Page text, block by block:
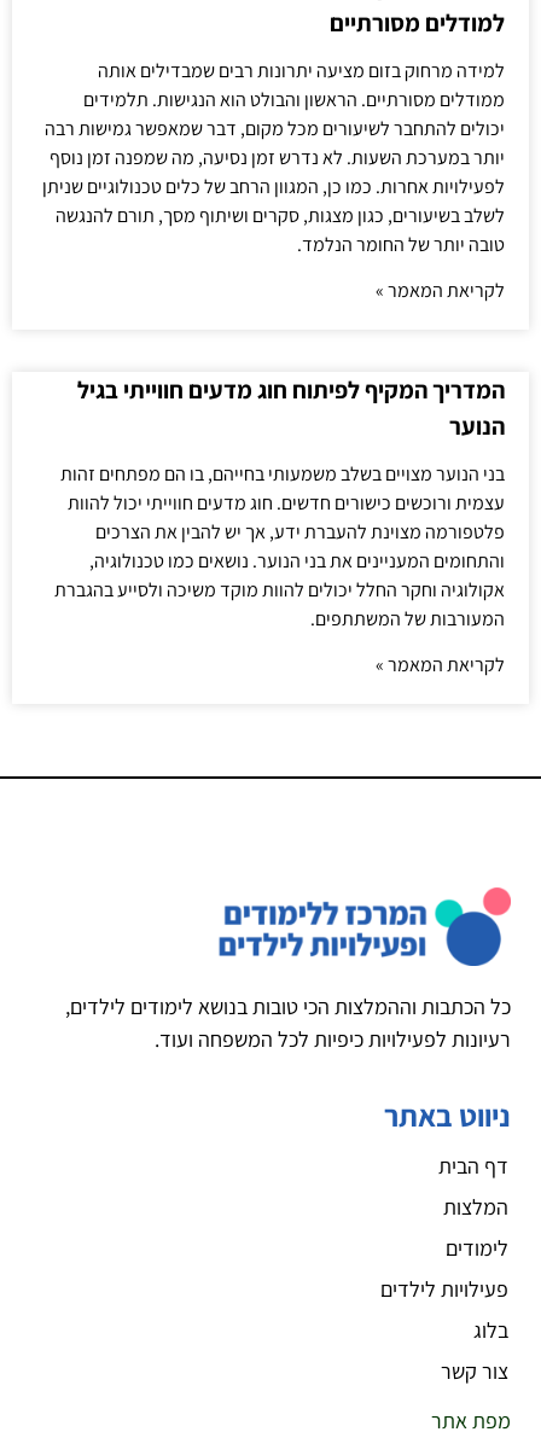
למודלים מסורתיים
למידה מרחוק בזום מציעה יתרונות רבים שמבדילים אותה
ממודלים מסורתיים. הראשון והבולט הוא הנגישות. תלמידים
יכולים להתחבר לשיעורים מכל מקום, דבר שמאפשר גמישות רבה
יותר במערכת השעות. לא נדרש זמן נסיעה, מה שמפנה זמן נוסף
לפעילויות אחרות. כמו כן, המגוון הרחב של כלים טכנולוגיים שניתן
לשלב בשיעורים, כגון מצגות, סקרים ושיתוף מסך, תורם להנגשה
טובה יותר של החומר הנלמד.
לקריאת המאמר »
המדריך המקיף לפיתוח חוג מדעים חווייתי בגיל
הנוער
בני הנוער מצויים בשלב משמעותי בחייהם, בו הם מפתחים זהות
עצמית ורוכשים כישורים חדשים. חוג מדעים חווייתי יכול להוות
פלטפורמה מצוינת להעברת ידע, אך יש להבין את הצרכים
והתחומים המעניינים את בני הנוער. נושאים כמו טכנולוגיה,
אקולוגיה וחקר החלל יכולים להוות מוקד משיכה ולסייע בהגברת
המעורבות של המשתתפים.
לקריאת המאמר »
כל הכתבות וההמלצות הכי טובות בנושא לימודים לילדים,
רעיונות לפעילויות כיפיות לכל המשפחה ועוד.
ניווט באתר
דף הבית
המלצות
לימודים
פעילויות לילדים
בלוג
צור קשר
מפת אתר